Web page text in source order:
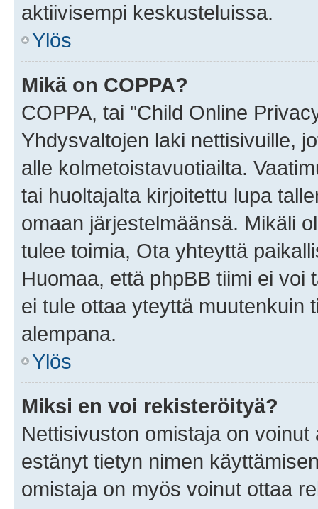
aktiivisempi keskusteluissa.
Ylös
Mikä on COPPA?
COPPA, tai "Child Online
Yhdysvaltojen laki nettisivuille,
alle kolmetoistavuotiailta.
tai huoltajalta kirjoitettu lupa
omaan järjestelmäänsä. Mikäli
tulee toimia, Ota yhteyttä
Huomaa, että phpBB tiimi ei
ei tule ottaa yteyttä muutenkuin
alempana.
Ylös
Miksi en voi rekisteröityä?
Nettisivuston omistaja on
estänyt tietyn nimen
omistaja on myös voinut ottaa